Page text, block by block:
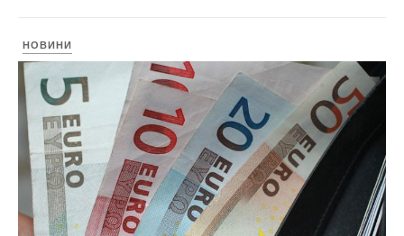
НОВИНИ